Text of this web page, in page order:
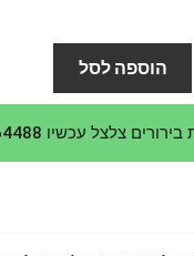
הוא:
₪339.
הוספה לסל
צלצל עכשיו 058-6864488